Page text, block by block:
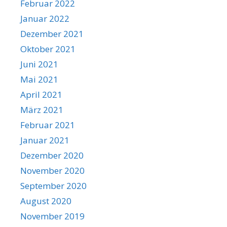
Februar 2022
Januar 2022
Dezember 2021
Oktober 2021
Juni 2021
Mai 2021
April 2021
März 2021
Februar 2021
Januar 2021
Dezember 2020
November 2020
September 2020
August 2020
November 2019